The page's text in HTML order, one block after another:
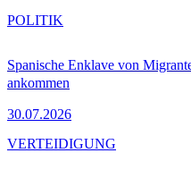
Spanische Enklave von
ankommen
30.07.2026
POLITIK
VERTEIDIGUNG